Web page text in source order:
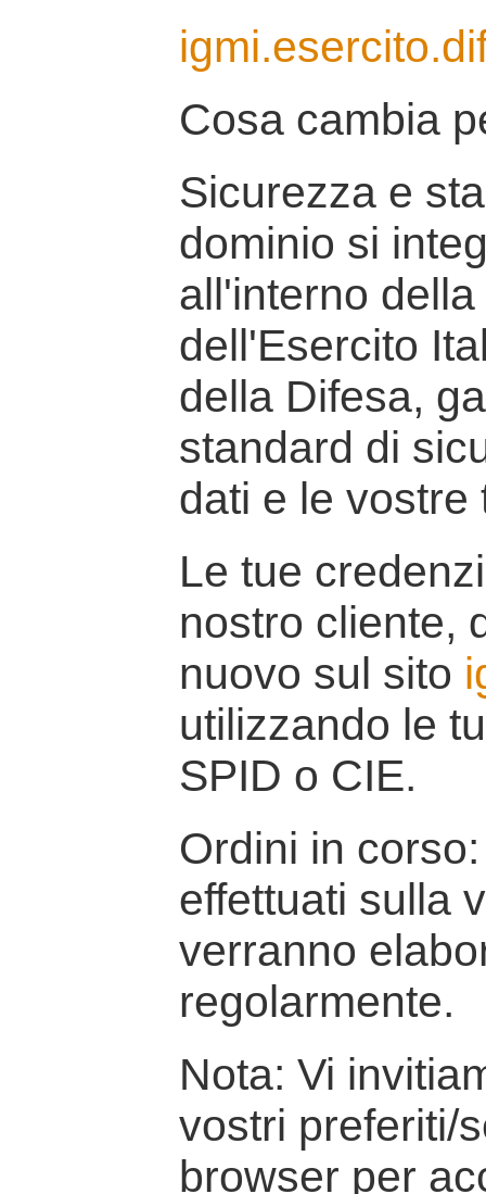
Cosa cambia
Sicurezza e
dominio si
all'interno
dell'Esercito
della Difesa,
standard di
dati e le vostre
Le tue
nostro cliente,
nuovo sul sito
utilizzando le
SPID o CIE.
Ordini in
effettuati sulla
verranno
regolarmente.
Nota: Vi
vostri preferiti/
browser per